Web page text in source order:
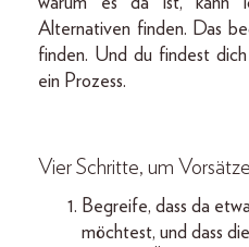
Alternativen finden. Das
finden. Und du findest
ein Prozess.
Vier Schritte, um
Begreife, dass da
möchtest, und dass